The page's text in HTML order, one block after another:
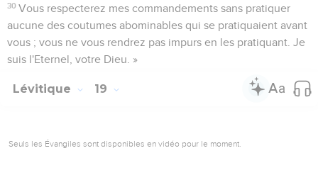
30 Vous respecterez mes commandements sans pratiquer
aucune des coutumes abominables qui se pratiquaient avant
vous ; vous ne vous rendrez pas impurs en les pratiquant. Je
suis l'Eternel, votre Dieu. »
Lévitique 19
Seuls les Évangiles sont disponibles en vidéo pour le moment.